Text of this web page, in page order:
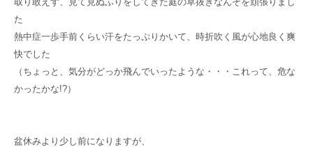
た
熱中症一歩手前くらい汗をたっぷりかいて、時折吹く風が心地良く爽
快でした
（ちょっと、気分がどっか飛んでいったような・・・これって、危な
かったかな!?）
盆休みより少し前になりますが、